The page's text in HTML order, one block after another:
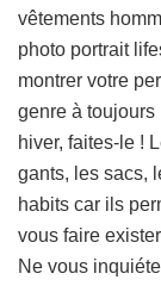
vêtements
photo portrait
montrer votre
genre à toujours
hiver, faites-le !
gants, les sacs,
habits car ils
vous faire
Ne vous